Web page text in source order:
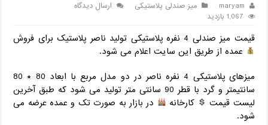
maryam میز صندلی پلاستیکی
ارسال دیدگاه
1,067 بازدید
قیمت میز صندلی 4 نفره پلاستیکی تولید ناصر پلاستیک برای فروش
عمده از طریق این سایت اعلام می شود.
میزهای پلاستیکی 4 نفره ناصر در دو مدل مربع با ابعاد 80 * 80
سانتیمتر و گرد با قطر 90 سانتی متر تولید می شود که طبق آخرین
لیست قیمت
کارخانه
در بازار به صورت تک و عمده عرضه می
شود.